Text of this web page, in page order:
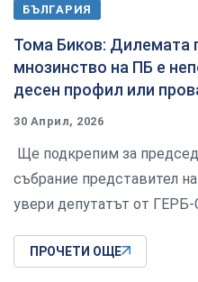
БЪЛГАРИЯ
Тома Биков: Дилемата
мнозинство на ПБ е
десен профил или
30 Април, 2026
Ще подкрепим за
събрание представител
увери депутатът от
ПРОЧЕТИ ОЩЕ